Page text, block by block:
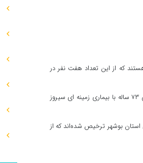
در بخش مراقبت‌های ویژه بستری هستند که از این تعداد هفت نفر در
وی بیان کرد: همچنین با جان باختن ۲ نفر شامل یک زن ۳۶ ساله با بیماری زمینه‌ای فشارخون و چاقی و دیگری زنی ۷۳ ساله با بیماری زمینه ای سیروز
عمومی خوب از بیمارستان‌های استان بوشهر ترخیص شده‌اند که از